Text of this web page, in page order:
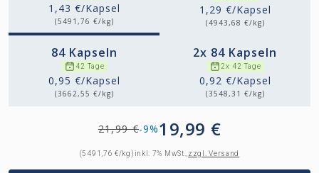
1,43 €/Kapsel
(5491,76 €/kg)
1,29 €/Kapsel
(4943,68 €/kg)
84 Kapseln
42 Tage
0,95 €/Kapsel
(3662,55 €/kg)
2x 84 Kapseln
2x 42 Tage
0,92 €/Kapsel
(3548,31 €/kg)
21,99 €-9%19,99 €
(5491,76 €/kg)inkl. 7% MwSt., zzgl. Versand